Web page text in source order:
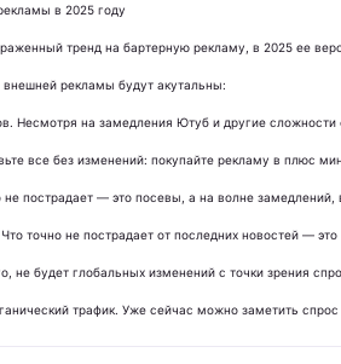
в 2025 году
тренд на бартерную рекламу, в 2025 ее
рекламы будут акутальны:
Несмотря на замедления Ютуб и другие
все без изменений: покупайте рекламу в плюс
пострадает — это посевы, а на волне замедлений,
Что точно не пострадает от последних новостей —
не будет глобальных изменений с точки зрения
трафик. Уже сейчас можно заметить